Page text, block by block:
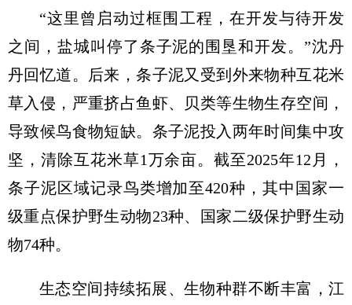
“这里曾启动过框围工程，在开发与待开发
之间，盐城叫停了条子泥的围垦和开发。”沈丹
丹回忆道。后来，条子泥又受到外来物种互花米
草入侵，严重挤占鱼虾、贝类等生物生存空间，
导致候鸟食物短缺。条子泥投入两年时间集中攻
坚，清除互花米草1万余亩。截至2025年12月，
条子泥区域记录鸟类增加至420种，其中国家一
级重点保护野生动物23种、国家二级保护野生动
物74种。
生态空间持续拓展、生物种群不断丰富，江